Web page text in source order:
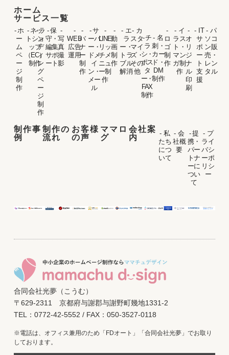
ホーム
サービス一覧
- ホ
ー
ム
ペ
ー
ジ
制
作
- ネッ
トショ
ップ
（EC）
制作
- ラ
ン
デ
ィ
ン
グ
ペ
ー
ジ
制
作
- 保
守・
編集
サポ
ート
-
写
真
撮
影
-
WEB
広告
運用
-
バ
ナ
ー
制
作
- サ
ーバ
ー・
ドメ
イ
ン・
メー
ル
-
LINE
リッ
チメ
ニュ
ー制
作
-
動
画
制
作
- エ
ラ
ー・
トラ
ブル
解消
- カ
スタ
マイ
ズ・
その
他
- チ
ラ
シ・
ポス
タ
ー・
FAX
制作
- 名
刺・
カー
ド・
DM
制作
-
ロ
ゴ
制
作
- イ
ラス
ト・
マン
ガ制
作
-
オ
リ
ジ
ナ
ル
印
刷
- IT
サ
ポ
ー
ト
支
援
- パ
ソコ
ン販
売・
レン
タル
制作事
例
制作の
流れ
お客様
の声
ママロ
グ
会社案
内
- 私
たち
につ
いて
- 会
社概
要
- 提
携・
パー
トナ
ーに
つい
て
- プ
ライ
バシ
ーポ
リシ
ー
合同会社光夢（こうむ）
〒629-2311 京都府与謝郡与謝野町幾地1331-2
TEL：0772-42-5552 / FAX：050-3527-0118
※電話は、オフィス兼用のため「FDオート」「合同会社光夢」でお取り
しております。